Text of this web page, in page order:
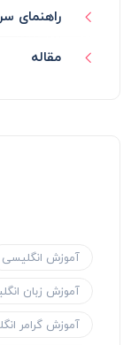
راهنمای
مقاله
آموزش انگلیسی
آموزش زبان
آموزش گرامر